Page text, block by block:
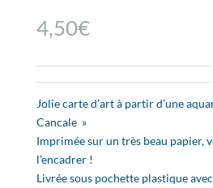
4,50€
Jolie carte d’art à partir d’une
Cancale »
Imprimée sur un très beau papier,
l’encadrer !
Livrée sous pochette plastique